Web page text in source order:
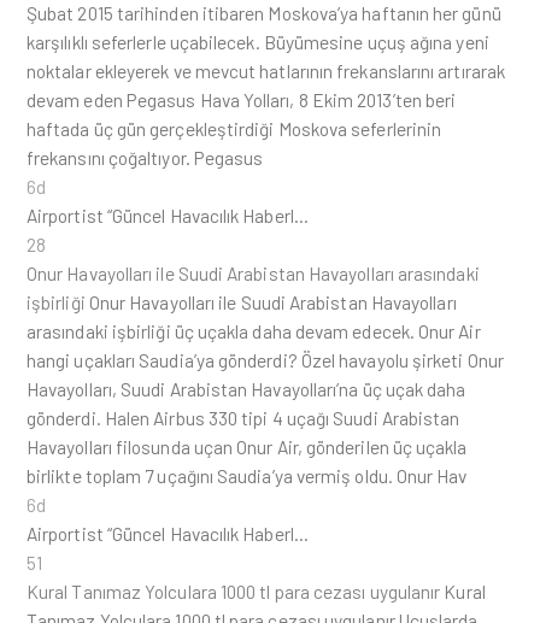
Şubat 2015 tarihinden itibaren Moskova’ya haftanın her günü
karşılıklı seferlerle uçabilecek. Büyümesine uçuş ağına yeni
noktalar ekleyerek ve mevcut hatlarının frekanslarını artırarak
devam eden Pegasus Hava Yolları, 8 Ekim 2013’ten beri
haftada üç gün gerçekleştirdiği Moskova seferlerinin
frekansını çoğaltıyor. Pegasus
6d
Airportist “Güncel Havacılık Haberl…
28
Onur Havayolları ile Suudi Arabistan Havayolları arasındaki
işbirliği Onur Havayolları ile Suudi Arabistan Havayolları
arasındaki işbirliği üç uçakla daha devam edecek. Onur Air
hangi uçakları Saudia’ya gönderdi? Özel havayolu şirketi Onur
Havayolları, Suudi Arabistan Havayolları’na üç uçak daha
gönderdi. Halen Airbus 330 tipi 4 uçağı Suudi Arabistan
Havayolları filosunda uçan Onur Air, gönderilen üç uçakla
birlikte toplam 7 uçağını Saudia’ya vermiş oldu. Onur Hav
6d
Airportist “Güncel Havacılık Haberl…
51
Kural Tanımaz Yolculara 1000 tl para cezası uygulanır Kural